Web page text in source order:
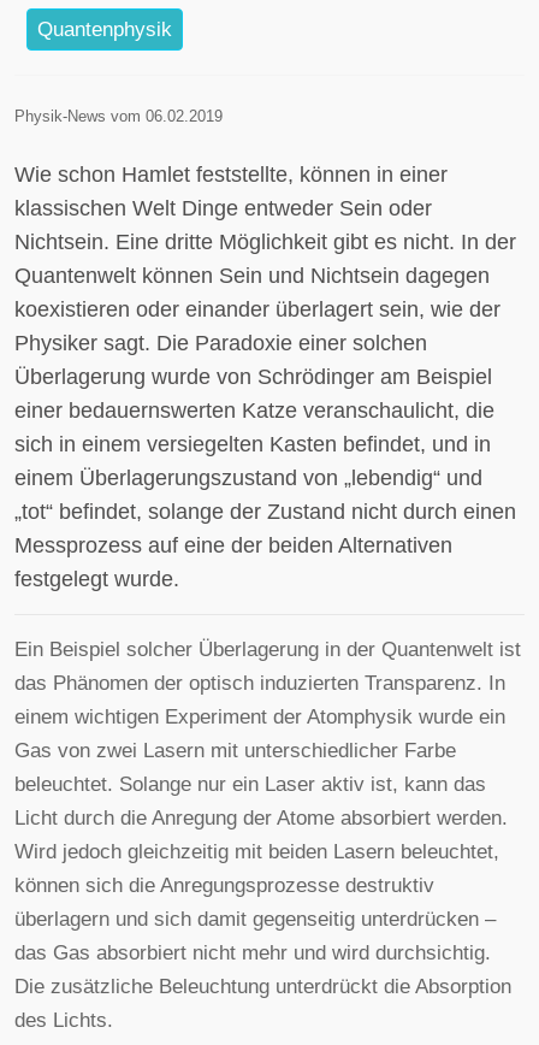
Quantenphysik
Physik-News vom 06.02.2019
Wie schon Hamlet feststellte, können in einer
klassischen Welt Dinge entweder Sein oder
Nichtsein. Eine dritte Möglichkeit gibt es nicht. In der
Quantenwelt können Sein und Nichtsein dagegen
koexistieren oder einander überlagert sein, wie der
Physiker sagt. Die Paradoxie einer solchen
Überlagerung wurde von Schrödinger am Beispiel
einer bedauernswerten Katze veranschaulicht, die
sich in einem versiegelten Kasten befindet, und in
einem Überlagerungszustand von „lebendig“ und
„tot“ befindet, solange der Zustand nicht durch einen
Messprozess auf eine der beiden Alternativen
festgelegt wurde.
Ein Beispiel solcher Überlagerung in der Quantenwelt ist
das Phänomen der optisch induzierten Transparenz. In
einem wichtigen Experiment der Atomphysik wurde ein
Gas von zwei Lasern mit unterschiedlicher Farbe
beleuchtet. Solange nur ein Laser aktiv ist, kann das
Licht durch die Anregung der Atome absorbiert werden.
Wird jedoch gleichzeitig mit beiden Lasern beleuchtet,
können sich die Anregungsprozesse destruktiv
überlagern und sich damit gegenseitig unterdrücken –
das Gas absorbiert nicht mehr und wird durchsichtig.
Die zusätzliche Beleuchtung unterdrückt die Absorption
des Lichts.